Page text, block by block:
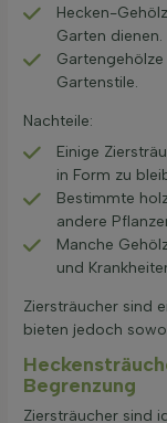
Hecken-
Garten dienen.
Gartenstile.
Nachteile:
Einige
in Form zu
Bestimmte
andere
Manche
und
Ziersträucher sind
bieten jedoch
Begrenzung
Ziersträucher sind